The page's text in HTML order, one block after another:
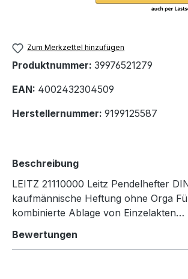
Zum Merkzettel hinzufügen
Produktnummer: 39976521279
EAN: 4002432304509
Herstellernummer: 9199125587
Beschreibung
LEITZ 21110000 Leitz Pendelhefter
kaufmännische Heftung ohne Orga
kombinierte Ablage von Einzelakten…
Bewertungen